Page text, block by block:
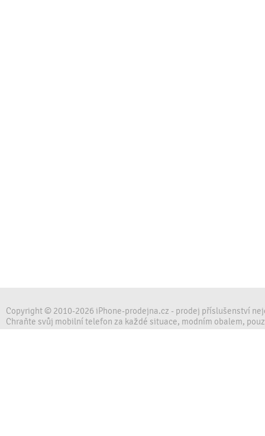
Copyright © 2010-2026 iPhone-prodejna.cz - prodej příslušenství
Chraňte svůj mobilní telefon za každé situace, modním obalem,